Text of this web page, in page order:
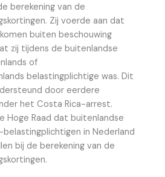
berekening van de
Zij voerde aan dat
buiten beschouwing
zij tijdens de buitenlandse
of
belastingplichtige was. Dit
door eerdere
het Costa Rica-arrest.
Hoge Raad dat buitenlandse
in Nederland
bij de berekening van de